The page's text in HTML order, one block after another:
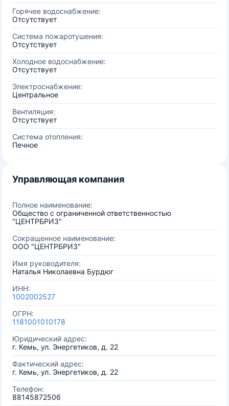
Горячее водоснабжение:
Отсутствует
Система пожаротушения:
Отсутствует
Холодное водоснабжение:
Отсутствует
Электроснабжение:
Центральное
Вентиляция:
Отсутствует
Система отопления:
Печное
Управляющая компания
Полное наименование:
Общество с ограниченной ответственностью
"ЦЕНТРБРИЗ"
Сокращенное наименование:
ООО "ЦЕНТРБРИЗ"
Имя руководителя:
Наталья Николаевна Бурдюг
ИНН:
1002002527
ОГРН:
1181001010178
Юридический адрес:
г. Кемь, ул. Энергетиков, д. 22
Фактический адрес:
г. Кемь, ул. Энергетиков, д. 22
Телефон:
88145872506